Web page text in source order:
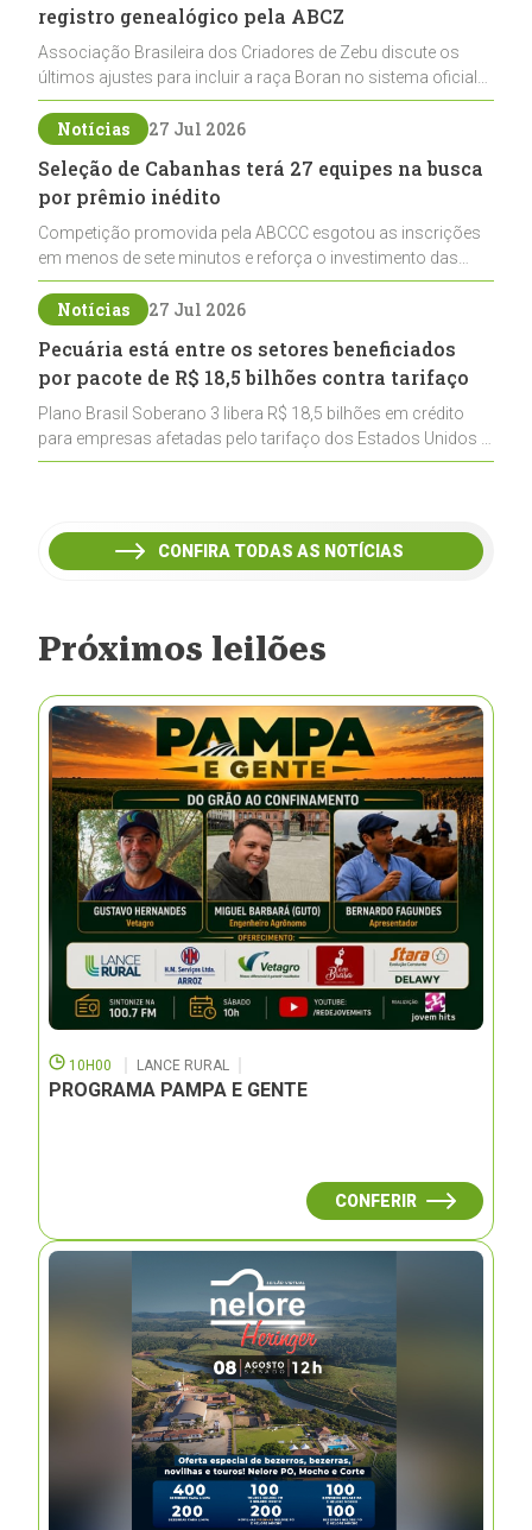
registro genealógico pela ABCZ
Associação Brasileira dos Criadores de Zebu discute os
últimos ajustes para incluir a raça Boran no sistema oficial
de registros, abrindo caminho para sua expansão na
pecuária nacional
Notícias 27 Jul 2026
Seleção de Cabanhas terá 27 equipes na busca
por prêmio inédito
Competição promovida pela ABCCC esgotou as inscrições
em menos de sete minutos e reforça o investimento das
cabanhas na seleção genética de Cavalos Crioulos voltados
ao laço
Notícias 27 Jul 2026
Pecuária está entre os setores beneficiados
por pacote de R$ 18,5 bilhões contra tarifaço
Plano Brasil Soberano 3 libera R$ 18,5 bilhões em crédito
para empresas afetadas pelo tarifaço dos Estados Unidos e
inclui a pecuária entre os setores estratégicos
CONFIRA TODAS AS NOTÍCIAS
Próximos leilões
10H00 LANCE RURAL
PROGRAMA PAMPA E GENTE
CONFERIR